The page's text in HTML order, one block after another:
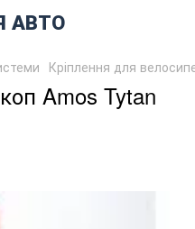
АВТО
Кріплення для
Amos Tytan